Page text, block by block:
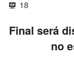
18
Final será
no